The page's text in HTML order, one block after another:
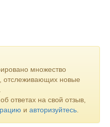
множество
отслеживающих новые
ответах на свой отзыв,
и авторизуйтесь